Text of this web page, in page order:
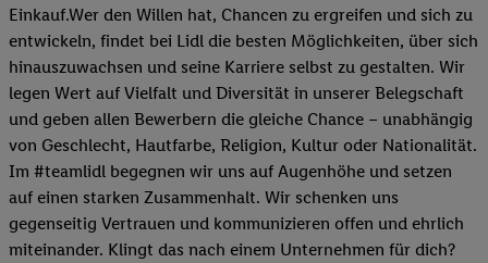
Einkauf.Wer den Willen hat, Chancen zu ergreifen und sich zu
entwickeln, findet bei Lidl die besten Möglichkeiten, über sich
hinauszuwachsen und seine Karriere selbst zu gestalten. Wir
legen Wert auf Vielfalt und Diversität in unserer Belegschaft
und geben allen Bewerbern die gleiche Chance – unabhängig
von Geschlecht, Hautfarbe, Religion, Kultur oder Nationalität.
Im #teamlidl begegnen wir uns auf Augenhöhe und setzen
auf einen starken Zusammenhalt. Wir schenken uns
gegenseitig Vertrauen und kommunizieren offen und ehrlich
miteinander. Klingt das nach einem Unternehmen für dich?